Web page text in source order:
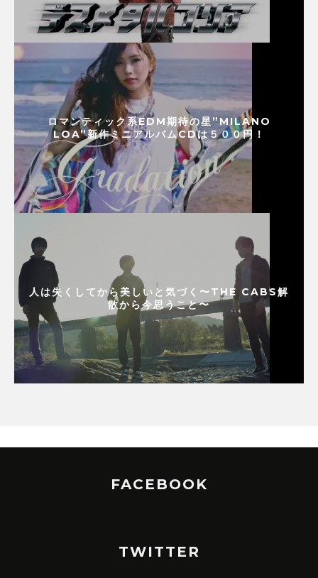
ロマンティック系EDM期待の星”MILANO
LOA”新作ミニアルバムCDは５００円！
人は失くしてから美しいと気づく〜THE CABS解
散から今思うこと〜
FACEBOOK
TWITTER